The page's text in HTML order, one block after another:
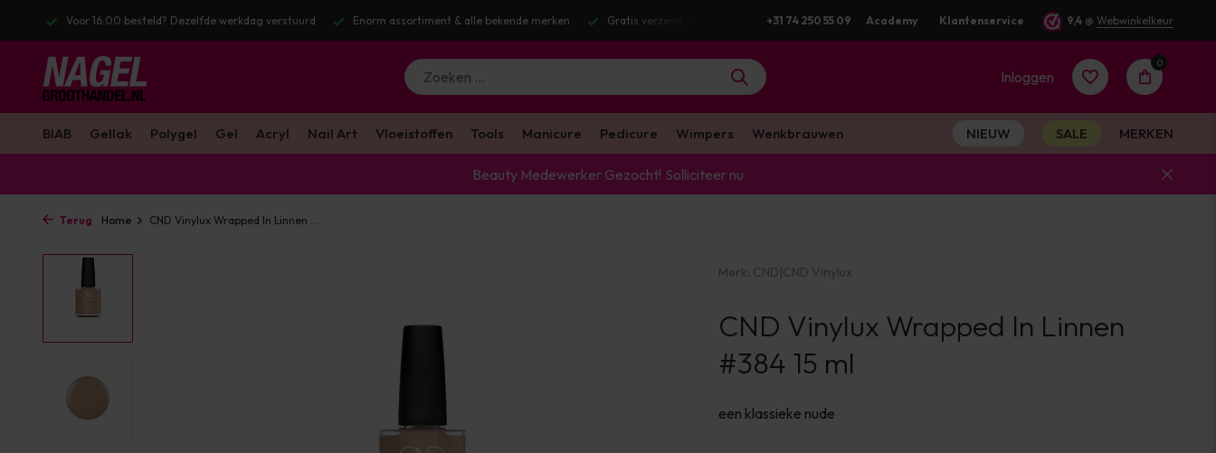
Enorm assortiment & alle bekende merken Gratis verzending v.a. €100 excl. BTW Voor 16:00 besteld? Dezelfde werkdag verstuurd+31 74 250 55 09 Academy Klantenservice 9,4 @ Webwinkelkeur
Inloggen
Account
aanmaken
0
BIAB Gellak Polygel Gel Acryl Nail Art Vloeistoffen Tools Manicure Pedicure Wimpers Wenkbrauwen NIEUW SALE MERKEN
Beauty Medewerker Gezocht! Solliciteer nu
Terug Home CND Vinylux Wrapped In Linnen ...
Merk: CND|CND Vinylux
CND Vinylux Wrapped In Linnen
#384 15 ml
een klassieke nude